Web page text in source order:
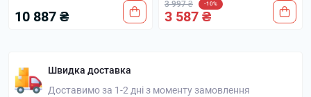
10 887 ₴
3 997 ₴ -10%
3 587 ₴
Швидка доставка
Доставимо за 1-2 дні з моменту замовлення